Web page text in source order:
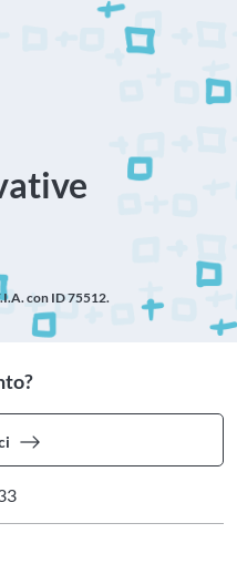
con ID 75512.